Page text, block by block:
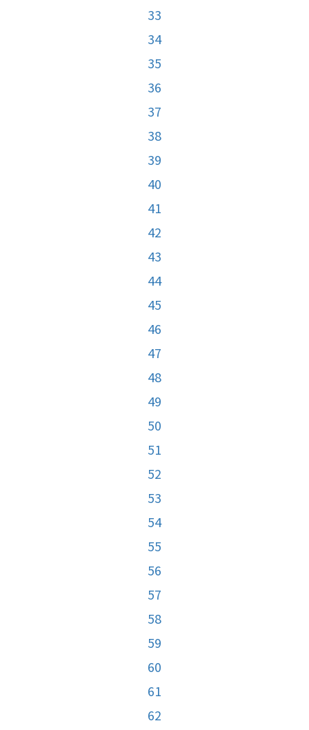
33
34
35
36
37
38
39
40
41
42
43
44
45
46
47
48
49
50
51
52
53
54
55
56
57
58
59
60
61
62